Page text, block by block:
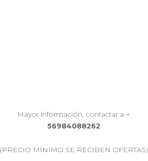
Mayor información, contactar a +
56984088262
(PRECIO MÍNIMO SE RECIBEN OFERTAS)